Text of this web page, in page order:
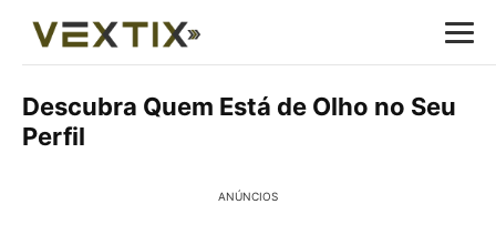
Descubra Quem Está de Olho no Seu
Perfil
ANÚNCIOS